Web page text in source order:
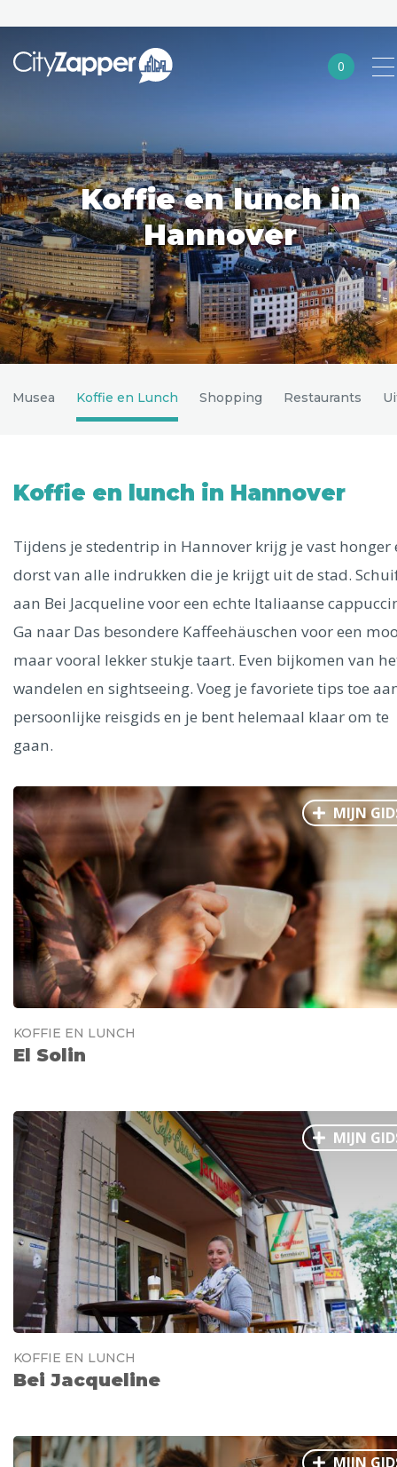
0
Nederland
België
Duitsland
Europa
Noord-Amerika
Azië
Andere wereldsteden
Uitgelichte bestemmingen
Phoenix
Dresden
Ålesund
Parijs Tokio Amsterdam Barcelona Dubai
Milaan
Singapore
Rome Berlijn Mechelen Venetië
Florence
Dublin
Hong Kong München Wenen Budapest
Madrid
Vancouver
Alles bekijken
Koffie en lunch in
Hannover
Musea Koffie en Lunch Shopping Restaurants
Koffie en lunch in Hannover
Tijdens je stedentrip in Hannover krijg je vast honger
dorst van alle indrukken die je krijgt uit de stad.
aan Bei Jacqueline voor een echte Italiaanse
Ga naar Das besondere Kaffeehäuschen voor een
maar vooral lekker stukje taart. Even bijkomen van
wandelen en sightseeing. Voeg je favoriete tips toe
persoonlijke reisgids en je bent helemaal klaar om te
gaan.
MIJN
KOFFIE EN LUNCH
El Solin
MIJN
KOFFIE EN LUNCH
Bei Jacqueline
MIJN